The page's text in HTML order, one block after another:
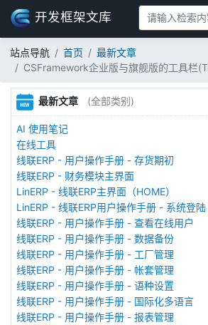
开发框架文库
站点导航 首页
最新文章
CSFramework企业版与旗舰版的工具栏
最新文章 (全部类别)
AI 使用笔记
在线工具
线联ERP - 用户操作手册 - 存货期初
线联ERP - 财务模块主界面
LinERP - 线联ERP主界面（HOME）
LinERP - 线联ERP用户操作手册 - 系统登陆
线联ERP - 用户操作手册 - 查看在线用户
线联ERP - 用户操作手册 - 数据备份
线联ERP - 用户操作手册 - 工厂管理
线联ERP - 用户操作手册 - 帐套管理
线联ERP - 用户操作手册 - 语种设置
线联ERP - 用户操作手册 - 国际化多语言
线联ERP - 用户操作手册 - 报表管理